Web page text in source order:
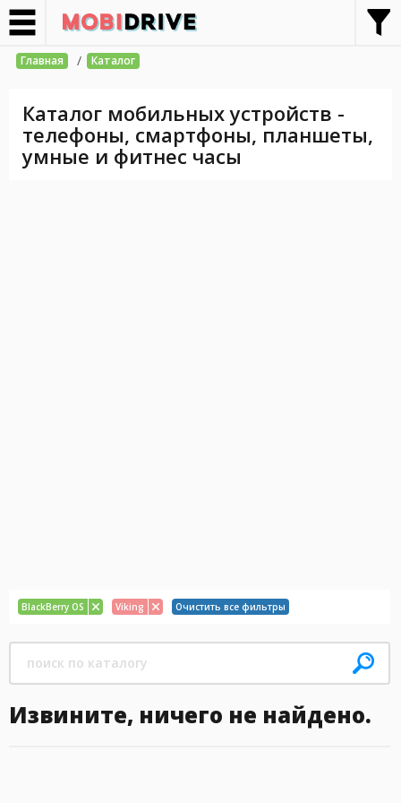
Главная / Каталог
Каталог мобильных устройств -
телефоны, смартфоны, планшеты,
умные и фитнес часы
BlackBerry OS Viking Очистить все фильтры
Извините, ничего не найдено.